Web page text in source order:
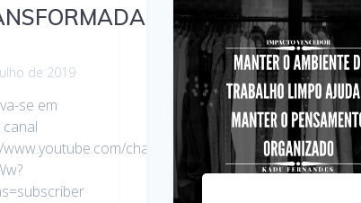
de 2019
se em
channel/UCf7yNvEJaW4PG8bh-